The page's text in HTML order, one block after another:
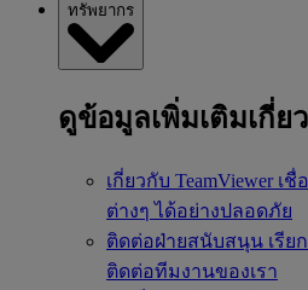
ทรัพยากร
ดูข้อมูลเพิ่มเติมเกี่ย
เกี่ยวกับ TeamViewer เชื่
ต่างๆ ได้อย่างปลอดภัย
ติดต่อฝ่ายสนับสนุน เรี
ติดต่อทีมงานของเรา